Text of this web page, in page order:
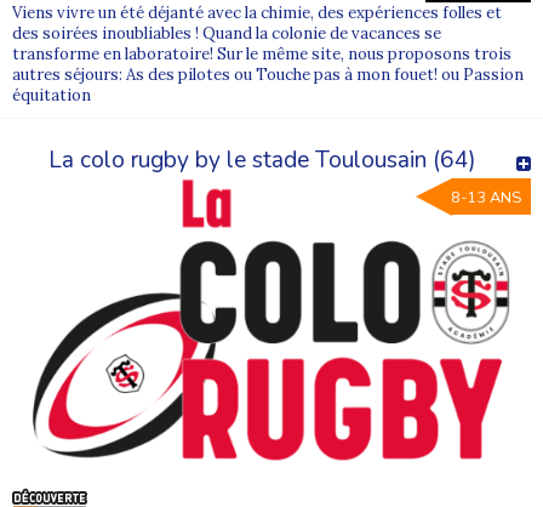
Viens vivre un été déjanté avec la chimie, des expériences folles et
des soirées inoubliables ! Quand la colonie de vacances se
transforme en laboratoire! Sur le même site, nous proposons trois
autres séjours: As des pilotes ou Touche pas à mon fouet! ou Passion
équitation
La colo rugby by le stade Toulousain (64)
8-13 ANS